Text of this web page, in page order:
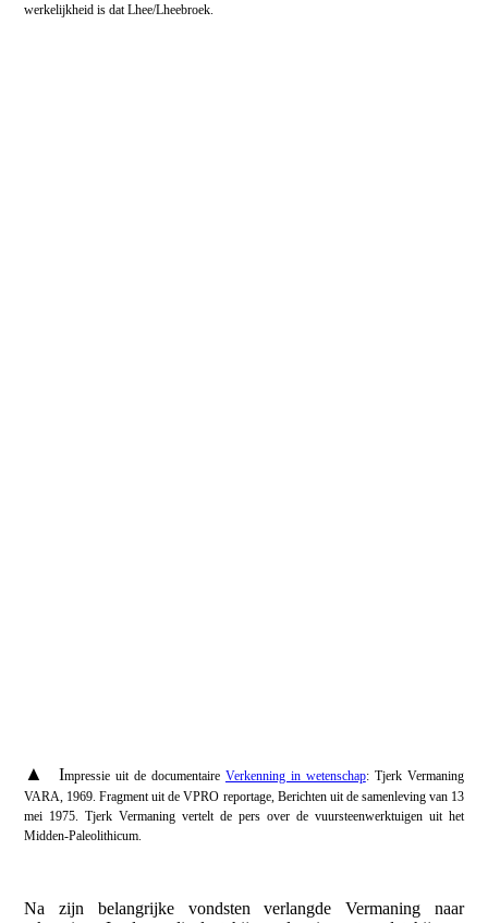
werkelijkheid is dat Lhee/Lheebroek.
▲ Impressie uit de documentaire Verkenning in wetenschap: Tjerk Vermaning
VARA, 1969. Fragment uit de VPRO reportage, Berichten uit de samenleving van 13
mei 1975. Tjerk Vermaning vertelt de pers over de vuursteenwerktuigen uit het
Midden-Paleolithicum.
Na zijn belangrijke vondsten verlangde Vermaning naar